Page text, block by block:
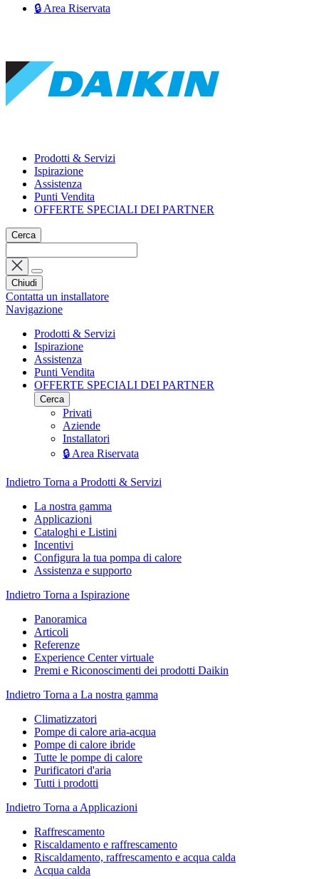
🔒 Area Riservata
Prodotti & Servizi
Ispirazione
Assistenza
Punti Vendita
OFFERTE SPECIALI DEI PARTNER
Cerca
Chiudi
Contatta un installatore
Navigazione
Prodotti & Servizi
Ispirazione
Assistenza
Punti Vendita
OFFERTE SPECIALI DEI PARTNER
Cerca
Privati
Aziende
Installatori
🔒 Area Riservata
Indietro Torna a Prodotti & Servizi
La nostra gamma
Applicazioni
Cataloghi e Listini
Incentivi
Configura la tua pompa di calore
Assistenza e supporto
Indietro Torna a Ispirazione
Panoramica
Articoli
Referenze
Experience Center virtuale
Premi e Riconoscimenti dei prodotti Daikin
Indietro Torna a La nostra gamma
Climatizzatori
Pompe di calore aria-acqua
Pompe di calore ibride
Tutte le pompe di calore
Purificatori d'aria
Tutti i prodotti
Indietro Torna a Applicazioni
Raffrescamento
Riscaldamento e raffrescamento
Riscaldamento, raffrescamento e acqua calda
Acqua calda